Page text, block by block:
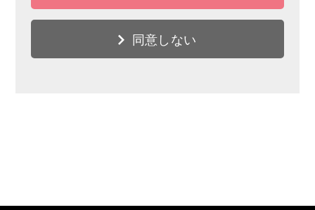
同意しない